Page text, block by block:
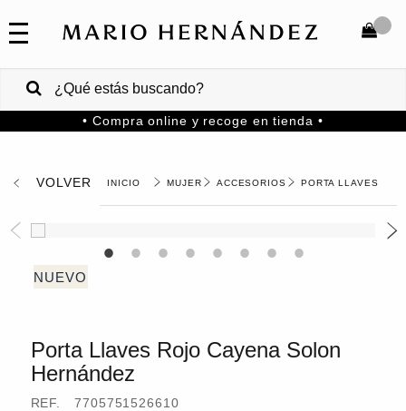
COLECCIONES
VENTAS
CORPORATIVAS
Venezuela
COMPRAR
• Compra online y recoge en tienda •
VOLVER MUJER ACCESORIOS PORTA LLAVES
Porta Llaves Rojo Cayena Solon
Hernández
REF. 7705751526610